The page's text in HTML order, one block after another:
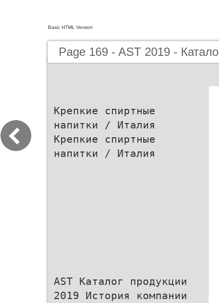
Basic HTML Version
Page 169 - AST 2019 -
Крепкие спиртные
напитки / Италия
Крепкие спиртные
напитки / Италия
AST Каталог продукции
2019 История компании